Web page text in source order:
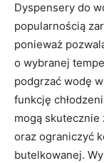
Dyspensery do
popularnością
ponieważ
o wybranej
podgrzać wodę
funkcję
mogą
oraz ograniczyć
butelkowanej.